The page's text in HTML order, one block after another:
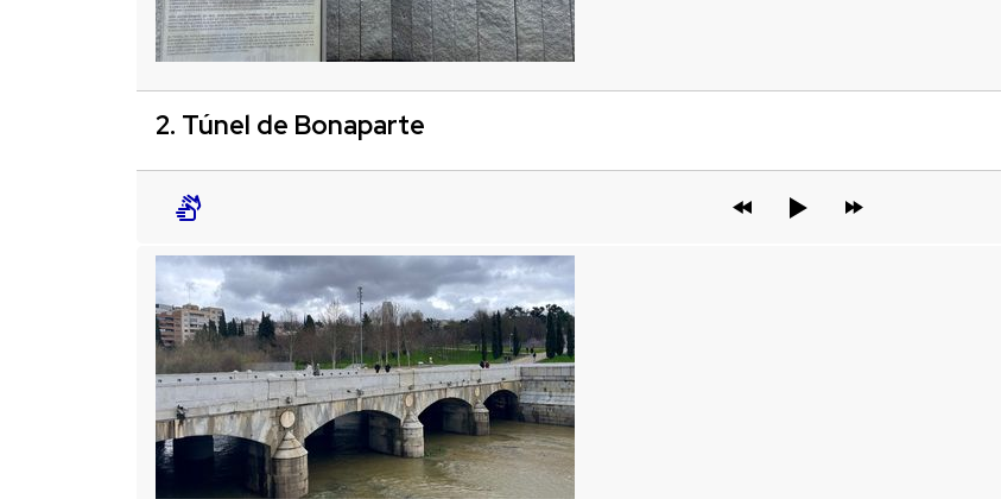
2. Túnel de Bonaparte